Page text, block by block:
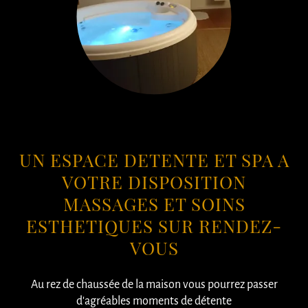
UN ESPACE DETENTE ET SPA A
VOTRE DISPOSITION
MASSAGES ET SOINS
ESTHETIQUES SUR RENDEZ-
VOUS
Au rez de chaussée de la maison vous pourrez passer
d'agréables moments de détente